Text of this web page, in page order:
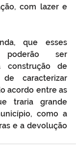
com lazer e
que esses
ser
construção de
caracterizar
acordo entre as
traria grande
como a
e a devolução